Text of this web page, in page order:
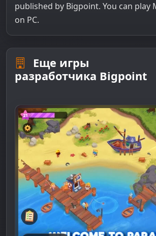
published by Bigpoint. You can play
on PC.
Еще игры
разработчика Bigpoint